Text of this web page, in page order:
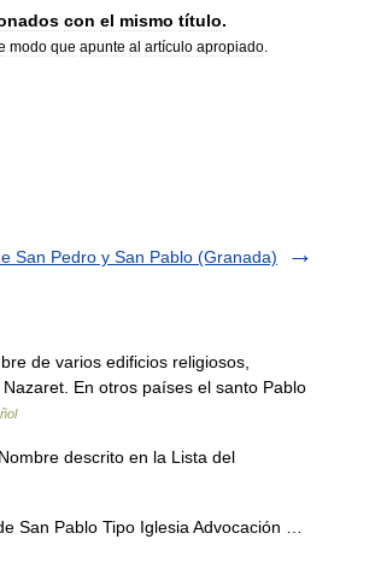
con el mismo título.
modo que apunte al artículo apropiado.
San Pedro y San Pablo (Granada)
de varios edificios religiosos,
En otros países el santo Pablo
descrito en la Lista del
San Pablo Tipo Iglesia Advocación …